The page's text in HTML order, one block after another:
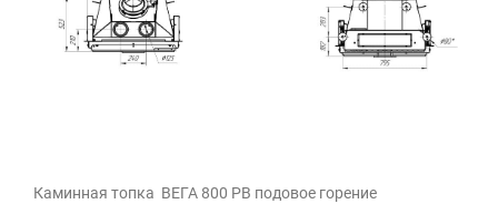
Каминная топка ВЕГА 800 PВ подовое горение